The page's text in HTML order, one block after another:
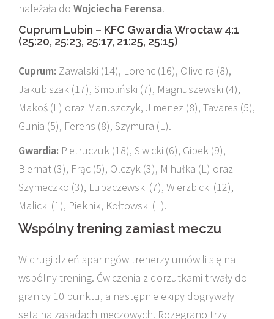
należała do Wojciecha Ferensa.
Cuprum Lubin – KFC Gwardia Wrocław 4:1
(25:20, 25:23, 25:17, 21:25, 25:15)
Cuprum: Zawalski (14), Lorenc (16), Oliveira (8),
Jakubiszak (17), Smoliński (7), Magnuszewski (4),
Makoś (L) oraz Maruszczyk, Jimenez (8), Tavares (5),
Gunia (5), Ferens (8), Szymura (L).
Gwardia: Pietruczuk (18), Siwicki (6), Gibek (9),
Biernat (3), Frąc (5), Olczyk (3), Mihułka (L) oraz
Szymeczko (3), Lubaczewski (7), Wierzbicki (12),
Malicki (1), Pieknik, Kołtowski (L).
Wspólny trening zamiast meczu
W drugi dzień sparingów trenerzy umówili się na
wspólny trening. Ćwiczenia z dorzutkami trwały do
granicy 10 punktu, a następnie ekipy dogrywały
seta na zasadach meczowych. Rozegrano trzy